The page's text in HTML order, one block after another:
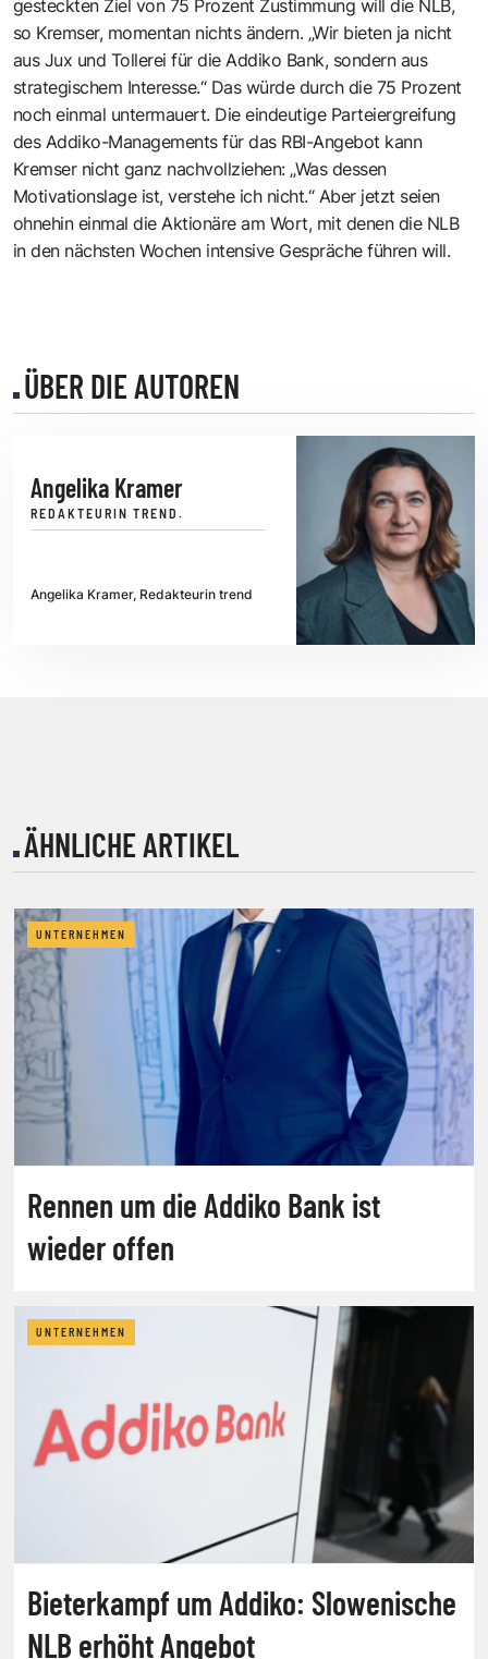
gesteckten Ziel von 75 Prozent Zustimmung will die NLB,
so Kremser, momentan nichts ändern. „Wir bieten ja nicht
aus Jux und Tollerei für die Addiko Bank, sondern aus
strategischem Interesse.“ Das würde durch die 75 Prozent
noch einmal untermauert. Die eindeutige Parteiergreifung
des Addiko-Managements für das RBI-Angebot kann
Kremser nicht ganz nachvollziehen: „Was dessen
Motivationslage ist, verstehe ich nicht.“ Aber jetzt seien
ohnehin einmal die Aktionäre am Wort, mit denen die NLB
in den nächsten Wochen intensive Gespräche führen will.
ÜBER DIE AUTOREN
Angelika Kramer
REDAKTEURIN TREND.
Angelika Kramer, Redakteurin trend
ÄHNLICHE ARTIKEL
UNTERNEHMEN
Rennen um die Addiko Bank ist
wieder offen
UNTERNEHMEN
Bieterkampf um Addiko: Slowenische
NLB erhöht Angebot